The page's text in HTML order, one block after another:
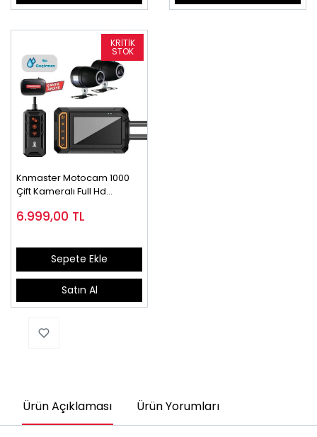
Knmaster Motocam 1000
Çift Kameralı Full Hd
6.999,00 TL
Sepete Ekle
Satın Al
Ürün Açıklaması Ürün Yorumları